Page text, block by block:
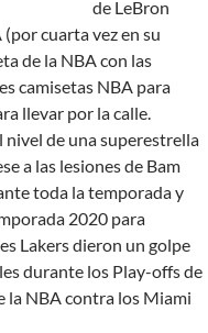
de LeBron
cuarta vez en su
de la NBA con las
camisetas NBA para
llevar por la calle.
nivel de una superestrella
a las lesiones de Bam
toda la temporada y
2020 para
Lakers dieron un golpe
durante los Play-offs de
la NBA contra los Miami